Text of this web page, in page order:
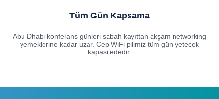
Tüm Gün Kapsama
Abu Dhabi konferans günleri sabah kayıttan akşam networking
yemeklerine kadar uzar. Cep WiFi pilimiz tüm gün yetecek
kapasitededir.